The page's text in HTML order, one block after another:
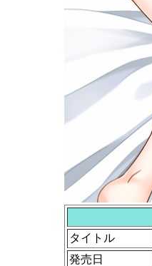
タイトル
発売日